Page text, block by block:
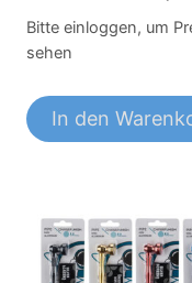
Bitte einloggen, um
sehen
In den